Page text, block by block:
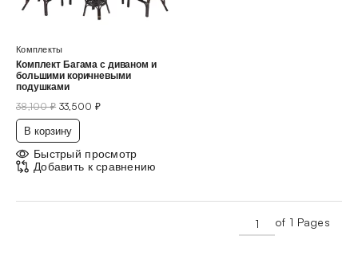
Комплекты
Комплект Багама с диваном и
большими коричневыми
подушками
38,100₽ 33,500 ₽
В корзину
Быстрый просмотр
Добавить к сравнению
of 1 Pages